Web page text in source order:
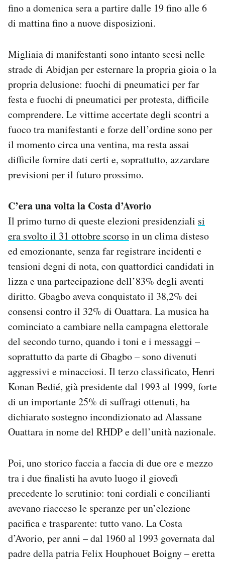
fino a domenica sera a partire dalle 19 fino alle 6
di mattina fino a nuove disposizioni.
Migliaia di manifestanti sono intanto scesi nelle
strade di Abidjan per esternare la propria gioia o la
propria delusione: fuochi di pneumatici per far
festa e fuochi di pneumatici per protesta, difficile
comprendere. Le vittime accertate degli scontri a
fuoco tra manifestanti e forze dell’ordine sono per
il momento circa una ventina, ma resta assai
difficile fornire dati certi e, soprattutto, azzardare
previsioni per il futuro prossimo.
C’era una volta la Costa d’Avorio
Il primo turno di queste elezioni presidenziali si
era svolto il 31 ottobre scorsoin un clima disteso
ed emozionante, senza far registrare incidenti e
tensioni degni di nota, con quattordici candidati in
lizza e una partecipazione dell’83% degli aventi
diritto. Gbagbo aveva conquistato il 38,2% dei
consensi contro il 32% di Ouattara. La musica ha
cominciato a cambiare nella campagna elettorale
del secondo turno, quando i toni e i messaggi –
soprattutto da parte di Gbagbo – sono divenuti
aggressivi e minacciosi. Il terzo classificato, Henri
Konan Bedié, già presidente dal 1993 al 1999, forte
di un importante 25% di suffragi ottenuti, ha
dichiarato sostegno incondizionato ad Alassane
Ouattara in nome del RHDP e dell’unità nazionale.
Poi, uno storico faccia a faccia di due ore e mezzo
tra i due finalisti ha avuto luogo il giovedì
precedente lo scrutinio: toni cordiali e concilianti
avevano riacceso le speranze per un’elezione
pacifica e trasparente: tutto vano. La Costa
d’Avorio, per anni – dal 1960 al 1993 governata dal
padre della patria Felix Houphouet Boigny – eretta